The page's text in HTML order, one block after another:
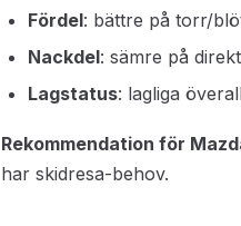
Fördel: bättre på torr/
Nackdel: sämre på
Lagstatus: lagliga
Rekommendation för
har skidresa-behov.